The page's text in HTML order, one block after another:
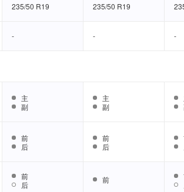
235/50 R19 235/50 R19
- - -
主
副
主
副
前
后
前
后
前
后
前
235/50 R19 235/50 R19
- - -
主
副
主
副
前
后
前
后
前
后
前